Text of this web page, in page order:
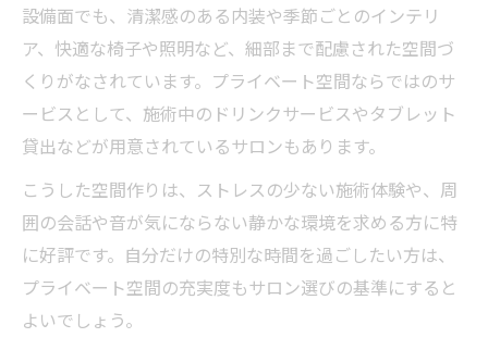
名鉄名古屋駅周辺で信頼されるサロンの見
極め方
口コミ評価が高いプライベートサロンの特
徴
プライベートネイルサロンを口コミで徹底
比較
費用対効果に優れたサロン選びの秘訣
プライベートネイルサロンで失敗しない選
び方
費用対効果を重視したプライベートサロン
設備面でも、清潔感のある内装や季節ごとのインテリ
ア、快適な椅子や照明など、細部まで配慮された空間づ
くりがなされています。プライベート空間ならではのサ
ービスとして、施術中のドリンクサービスやタブレット
貸出などが用意されているサロンもあります。
こうした空間作りは、ストレスの少ない施術体験や、周
囲の会話や音が気にならない静かな環境を求める方に特
に好評です。自分だけの特別な時間を過ごしたい方は、
プライベート空間の充実度もサロン選びの基準にすると
よいでしょう。